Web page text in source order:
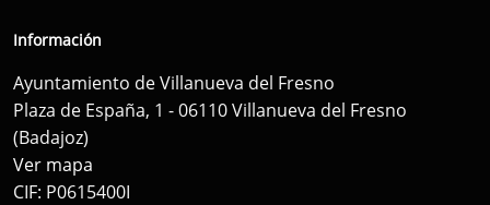
Información
Ayuntamiento de Villanueva del Fresno
Plaza de España, 1 - 06110 Villanueva del Fresno
(Badajoz)
Ver mapa
CIF: P0615400I